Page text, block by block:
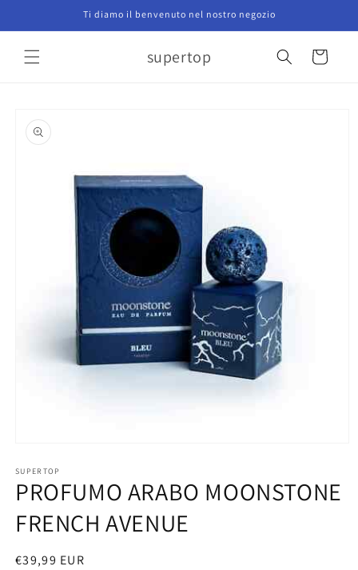
direttamente
ai contenuti
Ti diamo il benvenuto nel nostro negozio
supertop Carrello
informazioni
sul prodotto
multimediali
1
in
modale
SUPERTOP
PROFUMO ARABO MOONSTONE
FRENCH AVENUE
Prezzo
€39,99 EUR